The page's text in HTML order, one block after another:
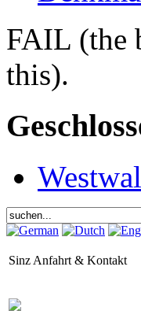
FAIL (the
this).
Sinz Anfahrt & Kontakt